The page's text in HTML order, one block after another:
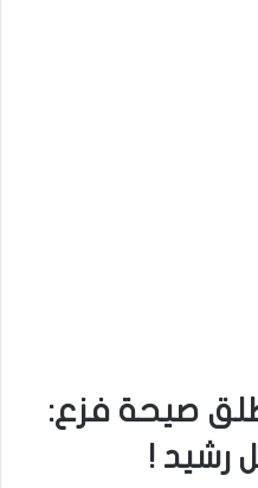
صيحة فزع:
رشيد !